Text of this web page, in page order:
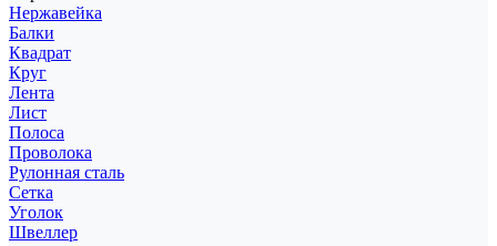
Нержавейка
Балки
Квадрат
Круг
Лента
Лист
Полоса
Проволока
Рулонная сталь
Сетка
Уголок
Швеллер